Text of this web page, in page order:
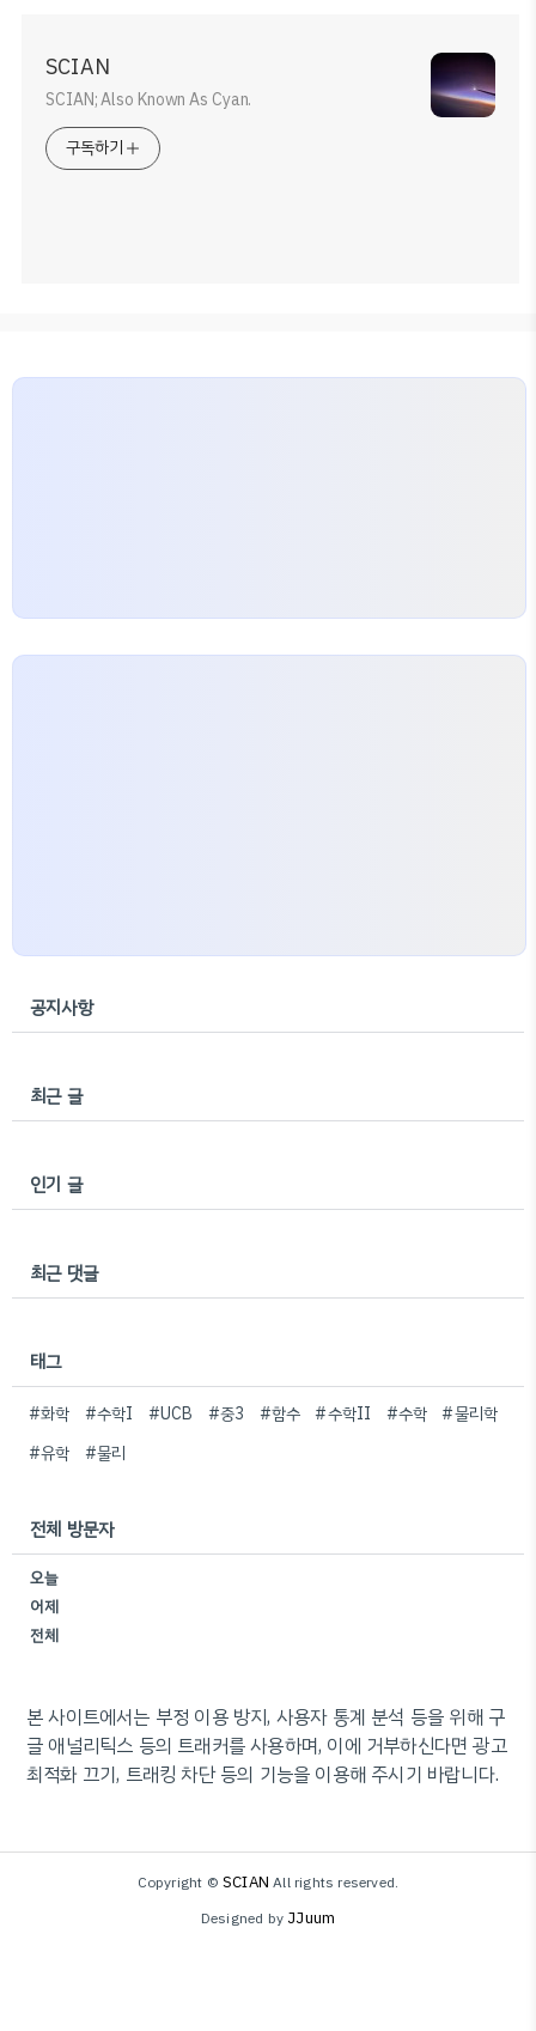
SCIAN
SCIAN; Also Known As Cyan.
구독하기
공지사항
최근 글
인기 글
최근 댓글
태그
#화학 #수학I #UCB #중3 #함수 #수학II #수학 #물리학
#유학
#물리
전체 방문자
오늘
어제
전체
본 사이트에서는 부정 이용 방지, 사용자 통계 분석 등을 위해 구
글 애널리틱스 등의 트래커를 사용하며, 이에 거부하신다면 광고
최적화 끄기, 트래킹 차단 등의 기능을 이용해 주시기 바랍니다.
Copyright ©SCIAN All rights reserved.
Designed by JJuum